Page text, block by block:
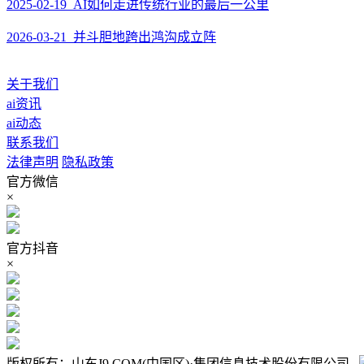
2025-02-19 AI如何走进传统行业的最后一公里
2026-03-21 并斗胆地跨出鸿沟成立阵
关于我们
ai资讯
ai动态
联系我们
法律声明 隐私政策
官方微信
×
官方抖音
×